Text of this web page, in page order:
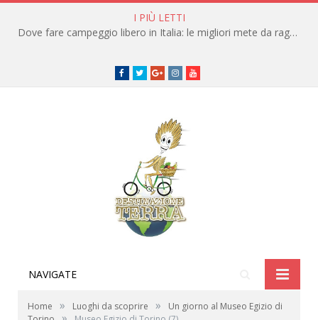
I PIÙ LETTI
Dove fare campeggio libero in Italia: le migliori mete da raggiungere in traghetto
Facebook
TwitterGoogle+instagramyoutube
NAVIGATE
Home » Luoghi da scoprire »
Un giorno al Museo Egizio di